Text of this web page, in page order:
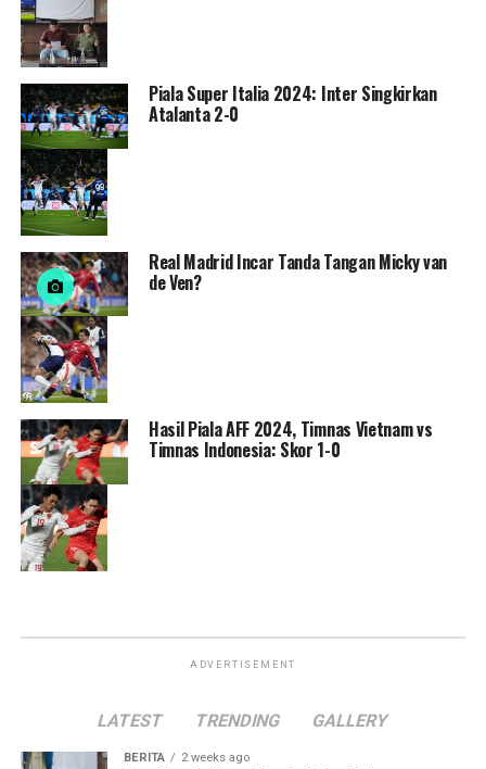
Piala Super Italia 2024: Inter Singkirkan
Atalanta 2-0
Real Madrid Incar Tanda Tangan Micky van
de Ven?
Hasil Piala AFF 2024, Timnas Vietnam vs
Timnas Indonesia: Skor 1-0
ADVERTISEMENT
LATEST TRENDING GALLERY
BERITA 2 weeks ago